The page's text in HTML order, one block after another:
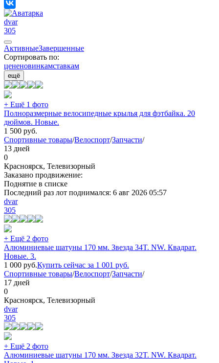
dvar
305
АктивныеЗавершенные
Сортировать по:
цененовинкамставкам
ещё
+ Ещё 1 фото
Полноразмерные велосипедные крылья для фэтбайка. 20
дюймов. Новые.
1 500 руб.
Спортивные товары/Велоспорт/Запчасти/
13 дней
0
Красноярск, Телевизорный
Заказано продвижение:
Поднятие в списке
Последний раз лот поднимался: 6 авг 2026 05:57
dvar
305
+ Ещё 2 фото
Алюминиевые шатуны 170 мм. Звезда 34T. NW. Квадрат.
Новые. 3.
1 000 руб.Купить сейчас за 1 001 руб.
Спортивные товары/Велоспорт/Запчасти/
17 дней
0
Красноярск, Телевизорный
dvar
305
+ Ещё 2 фото
Алюминиевые шатуны 170 мм. Звезда 32T. NW. Квадрат.